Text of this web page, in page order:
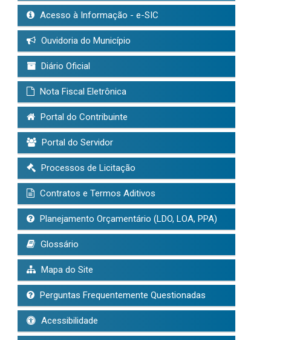
Acesso à Informação - e-SIC
Ouvidoria do Município
Diário Oficial
Nota Fiscal Eletrônica
Portal do Contribuinte
Portal do Servidor
Processos de Licitação
Contratos e Termos Aditivos
Planejamento Orçamentário (LDO, LOA, PPA)
Glossário
Mapa do Site
Perguntas Frequentemente Questionadas
Acessibilidade